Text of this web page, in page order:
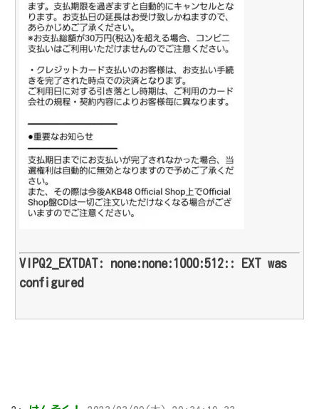
VIPQ2_EXTDAT: none:none:1000:512:: EXT was
configured